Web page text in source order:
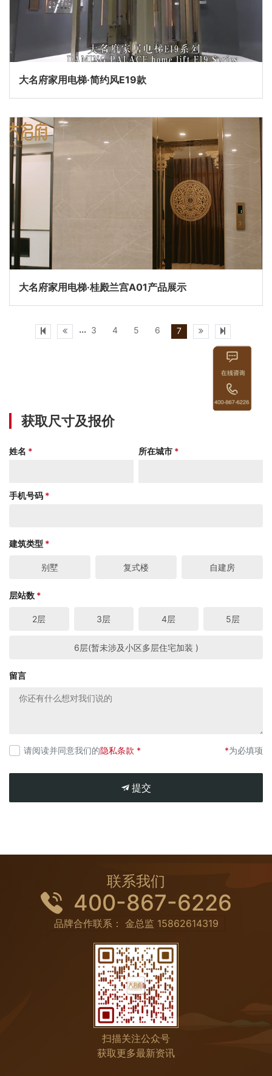
大名府家用电梯·简约风E19款
大名府家用电梯·桂殿兰宫A01产品展示
··· 3 4 5 6 7
获取尺寸及报价
姓名 * 所在城市 *
手机号码 *
建筑类型 *
别墅 复式楼 自建房
层站数 *
2层 3层 4层 5层
6层(暂未涉及小区多层住宅加装 )
留言
请阅读并同意我们的隐私条款 * *为必填项
提交
联系我们
400-867-6226
品牌合作联系： 金总监 15862614319
扫描关注公众号
获取更多最新资讯